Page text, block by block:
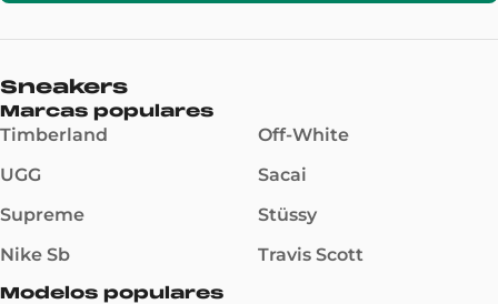
Sneakers
Marcas populares
Timberland
UGG
Supreme
Nike Sb
Off-White
Sacai
Stüssy
Travis Scott
Modelos populares